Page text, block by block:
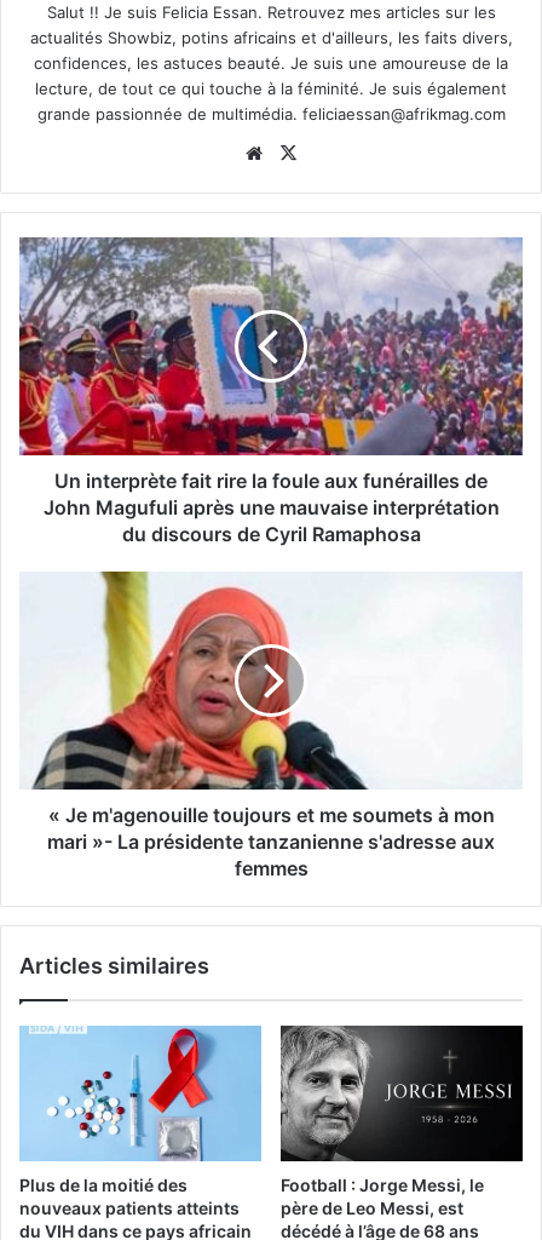
Salut !! Je suis Felicia Essan. Retrouvez mes articles sur les
actualités Showbiz, potins africains et d'ailleurs, les faits divers,
confidences, les astuces beauté. Je suis une amoureuse de la
lecture, de tout ce qui touche à la féminité. Je suis également
grande passionnée de multimédia. feliciaessan@afrikmag.com
Website
Un interprète fait rire la foule aux funérailles de
John Magufuli après une mauvaise interprétation
du discours de Cyril Ramaphosa
« Je m'agenouille toujours et me soumets à mon
mari »- La présidente tanzanienne s'adresse aux
femmes
Articles similaires
Plus de la moitié des
nouveaux patients atteints
du VIH dans ce pays africain
Football : Jorge Messi, le
père de Leo Messi, est
décédé à l’âge de 68 ans